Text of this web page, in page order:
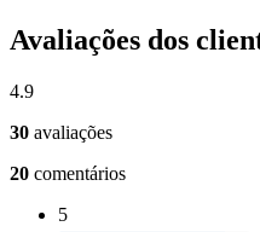
Avaliações dos
4.9
30 avaliações
20 comentários
5